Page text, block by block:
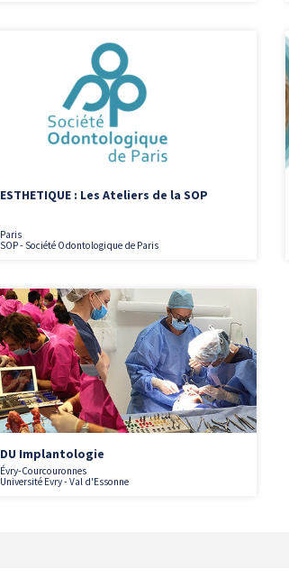
ESTHETIQUE : Les Ateliers de la SOP
Paris
SOP - Société Odontologique de Paris
DU Implantologie
Évry-Courcouronnes
Université Evry - Val d'Essonne